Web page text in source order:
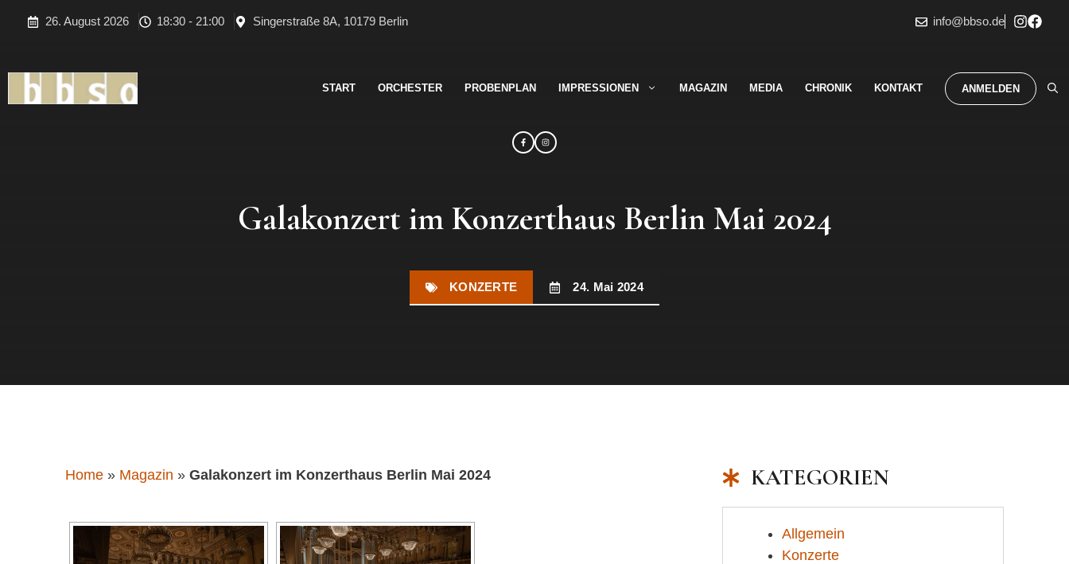
Inhalt
26. August 2026 18:30 - 21:00 Singerstraße 8A, 10179 Berlin info@bbso.de
START ORCHESTER PROBENPLAN IMPRESSIONEN MAGAZIN MEDIA CHRONIK KONTAKT ANMELDEN
Galakonzert im Konzerthaus Berlin Mai 2024
KONZERTE 24. Mai 2024
Home » Magazin » Galakonzert im Konzerthaus Berlin Mai 2024 KATEGORIEN
Allgemein
Konzerte